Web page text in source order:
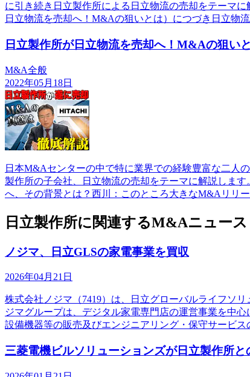
に引き続き日立製作所による日立物流の売却をテーマ
日立物流を売却へ！M&Aの狙いとは）につづき日立物
日立製作所が日立物流を売却へ！M&Aの狙い
M&A全般
2022年05月18日
日本M&Aセンターの中で特に業界での経験豊富な二人
製作所の子会社、日立物流の売却をテーマに解説しま
へ、その背景とは？西川：このところ大きなM&Aリリ
日立製作所に関連するM&Aニュース
ノジマ、日立GLSの家電事業を買収
2026年04月21日
株式会社ノジマ（7419）は、日立グローバルライフソ
ジマグループは、デジタル家電専門店の運営事業を中
設備機器等の販売及びエンジニアリング・保守サービス
三菱電機ビルソリューションズが日立製作所